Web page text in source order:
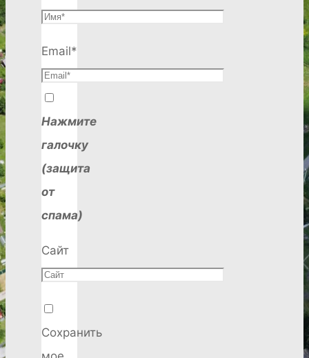
Email*
Нажмите
галочку
(защита
от
спама)
Сайт
Сохранить